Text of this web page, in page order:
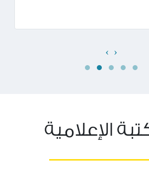
‹
›
الإعلامية